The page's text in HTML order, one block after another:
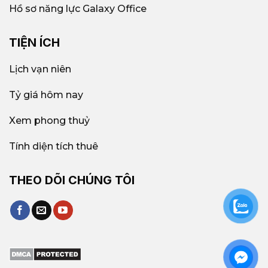
Hồ sơ năng lực Galaxy Office
TIỆN ÍCH
Lịch vạn niên
Tỷ giá hôm nay
Xem phong thuỷ
Tính diện tích thuê
THEO DÕI CHÚNG TÔI